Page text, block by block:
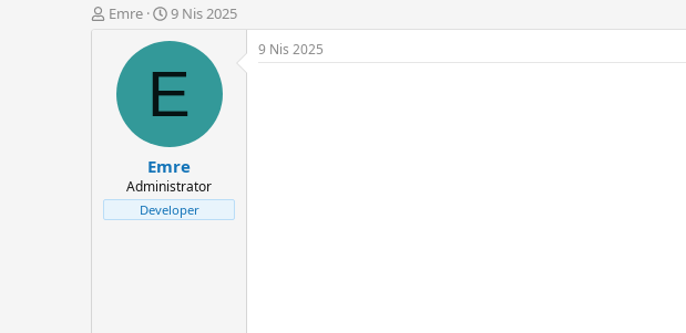
K
Emre
B
l
a
n
ı
ç
t
a
9 Nis 2025
E
Emre
Administrator
Developer
9 Nis 2025